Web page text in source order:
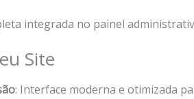
integrada no painel
Site
: Interface moderna e otimizada